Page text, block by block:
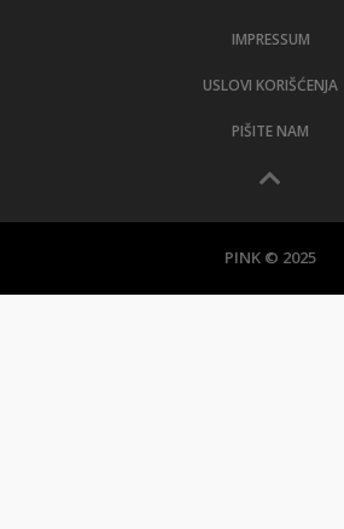
IMPRESSUM
USLOVI KORIŠĆENJA
PIŠITE NAM
PINK © 2025